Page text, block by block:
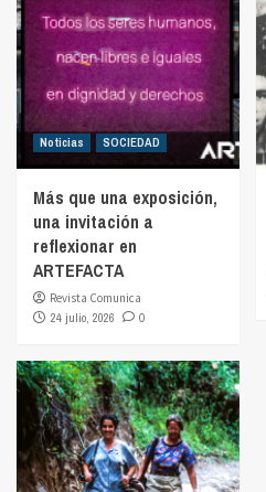
Noticias SOCIEDAD
Más que una exposición,
una invitación a
reflexionar en
ARTEFACTA
Revista Comunica
24 julio, 2026
0